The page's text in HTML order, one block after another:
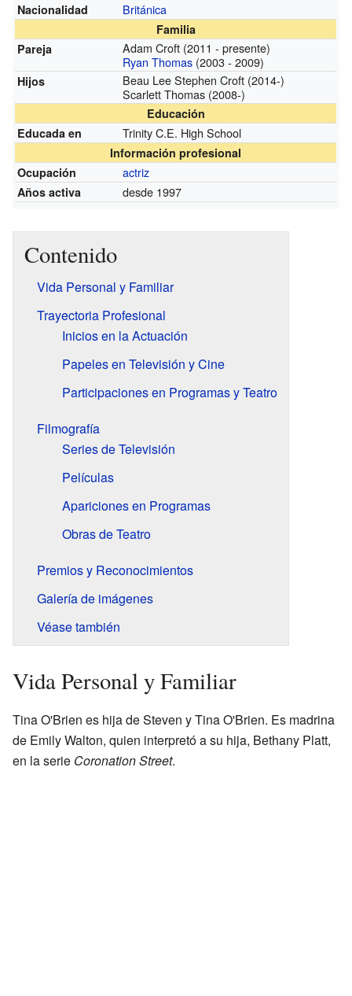
Nacionalidad Británica
Familia
Pareja
Adam Croft (2011 - presente)
Ryan Thomas (2003 - 2009)
Hijos Beau Lee Stephen Croft (2014-)
Scarlett Thomas (2008-)
Educación
Educada en
Trinity C.E. High School
Información profesional
Ocupación
actriz
Años activa desde 1997
Contenido
Vida Personal y Familiar
Trayectoria Profesional
Inicios en la Actuación
Papeles en Televisión y Cine
Participaciones en Programas y Teatro
Filmografía
Series de Televisión
Películas
Apariciones en Programas
Obras de Teatro
Premios y Reconocimientos
Galería de imágenes
Véase también
Vida Personal y Familiar
Tina O'Brien es hija de Steven y Tina O'Brien. Es madrina
de Emily Walton, quien interpretó a su hija, Bethany Platt,
en la serie Coronation Street.